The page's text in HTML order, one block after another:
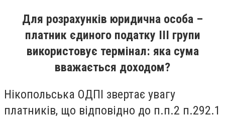
Для розрахунків юридична особа –
платник єдиного податку ІІІ групи
використовує термінал: яка сума
вважається доходом?
Нікопольська ОДПІ звертає увагу
платників, що відповідно до п.п.2 п.292.1